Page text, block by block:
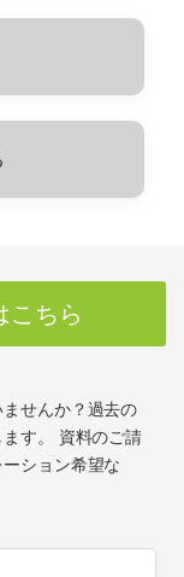
こちら
せんか？過去の
す。 資料のご請
ション希望な